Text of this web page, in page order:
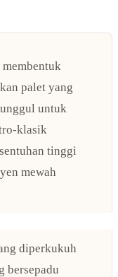
palet yang
untuk
klasik
tinggi
mewah
diperkukuh
bersepadu